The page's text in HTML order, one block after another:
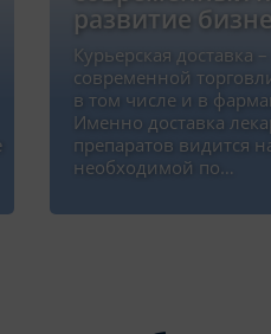
развитие
Курьерская доставка
современной
в том числе и в
Именно доставка
препаратов видится
необходимой по…